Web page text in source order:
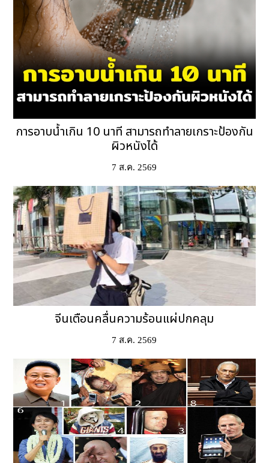
การอาบน้ำเกิน 10 นาที สามารถทำลายเกราะป้องกัน
ผิวหนังได้
7 ส.ค. 2569
จีนเตือนคลื่นความร้อนแผ่ปกคลุม
7 ส.ค. 2569